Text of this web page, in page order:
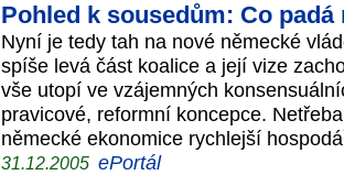
Pohled k sousedům: Co
Nyní je tedy tah na nové německé
spíše levá část koalice a její vize
vše utopí ve vzájemných
pravicové, reformní koncepce.
německé ekonomice rychlejší
31.12.2005 ePortál